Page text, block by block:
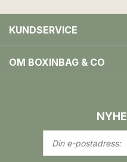
KUNDSERVICE
OM BOXINBAG & CO
Din
e-